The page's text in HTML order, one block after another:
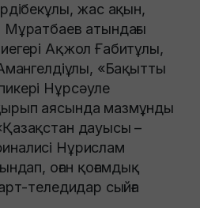
жас ақын,
атындағы
Ақжол Ғабитұлы,
«Бақытты
Нұрсәуле
аясында мазмұнды
дауысы –
Нұрислам
оған қоғамдық
теледидар сыйға